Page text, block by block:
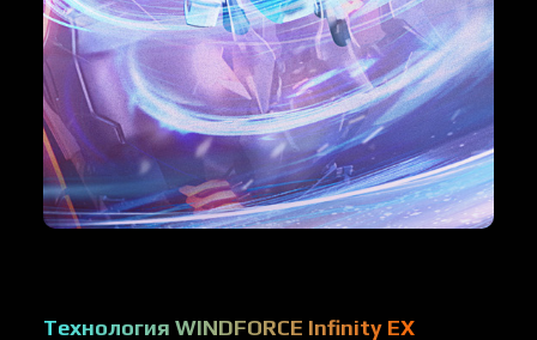
Технология WINDFORCE Infinity EX